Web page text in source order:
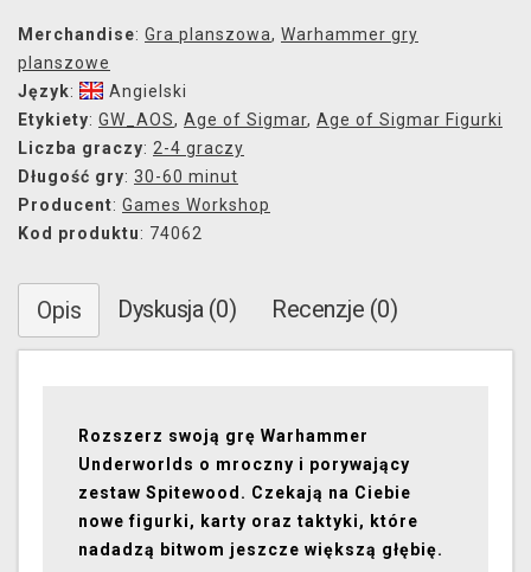
Merchandise: Gra planszowa, Warhammer gry
planszowe
Język:
Angielski
Etykiety: GW_AOS, Age of Sigmar, Age of Sigmar Figurki
Liczba graczy: 2-4 graczy
Długość gry: 30-60 minut
Producent: Games Workshop
Kod produktu: 74062
Opis Dyskusja (0) Recenzje (0)
Rozszerz swoją grę Warhammer
Underworlds o mroczny i porywający
zestaw Spitewood. Czekają na Ciebie
nowe figurki, karty oraz taktyki, które
nadadzą bitwom jeszcze większą głębię.